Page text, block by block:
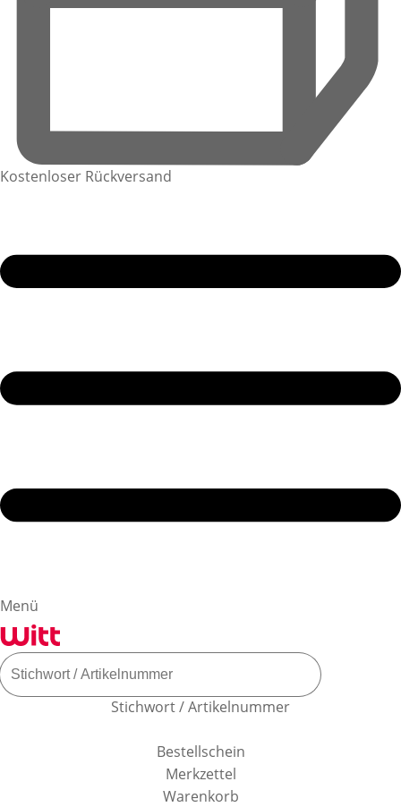
Kostenloser Rückversand
Menü
Stichwort / Artikelnummer
Bestellschein
Merkzettel
Warenkorb